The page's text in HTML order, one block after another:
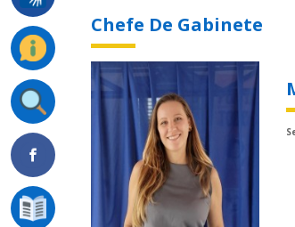
Chefe De Gabinete